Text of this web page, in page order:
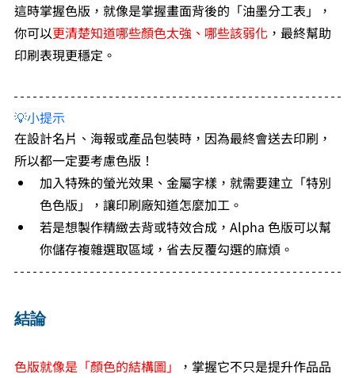
這時掌握色版，就像是掌握畫面背後的「油墨分工表」，
你可以更清楚知道哪些顏色太強、哪些該弱化 ，最終幫助
印刷表現更穩定。
💡小提示
在設計名片、海報或產品包裝時，因為最終會送去印刷，
所以都一定要考慮色版！
加入特殊的螢光效果、金屬字樣，就需要建立「特別
色色版」，讓印刷廠知道怎麼加工。
若是想製作精緻去背或特效合成，Alpha 色版可以幫
你儲存複雜選取區域，省去反覆勾選的麻煩。
結論
色版就像是「顏色的結構圖」
，掌握它不只是提升作品品